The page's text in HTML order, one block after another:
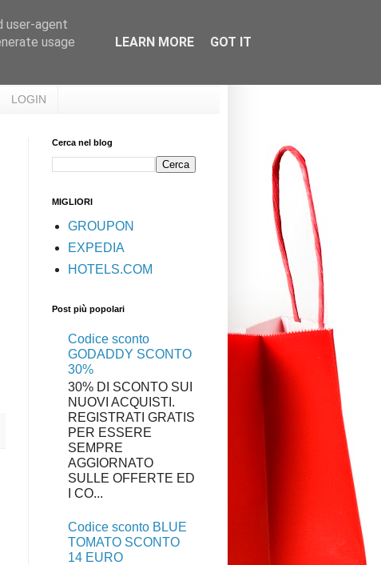
LOGIN
Cerca nel blog
MIGLIORI
GROUPON
EXPEDIA
HOTELS.COM
Post più popolari
Codice sconto
GODADDY SCONTO
30%
30% DI SCONTO SUI
NUOVI ACQUISTI.
REGISTRATI GRATIS
PER ESSERE
SEMPRE
AGGIORNATO
SULLE OFFERTE ED
I CO...
Codice sconto BLUE
TOMATO SCONTO
14 EURO
user-agent
usage
LEARN MORE GOT IT